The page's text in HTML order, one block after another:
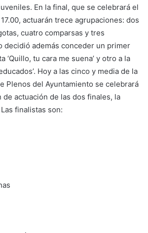
En la final, que se celebrará el
actuarán trece agrupaciones: dos
cuatro comparsas y tres
decidió además conceder un primer
‘Quillo, tu cara me suena’ y otro a la
Hoy a las cinco y media de la
Plenos del Ayuntamiento se celebrará
actuación de las dos finales, la
finalistas son: